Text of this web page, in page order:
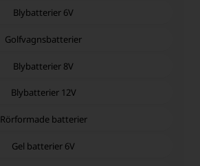
Blybatterier 6V
Golfvagnsbatterier
Blybatterier 8V
Blybatterier 12V
Rörformade batterier
Gel batterier 6V